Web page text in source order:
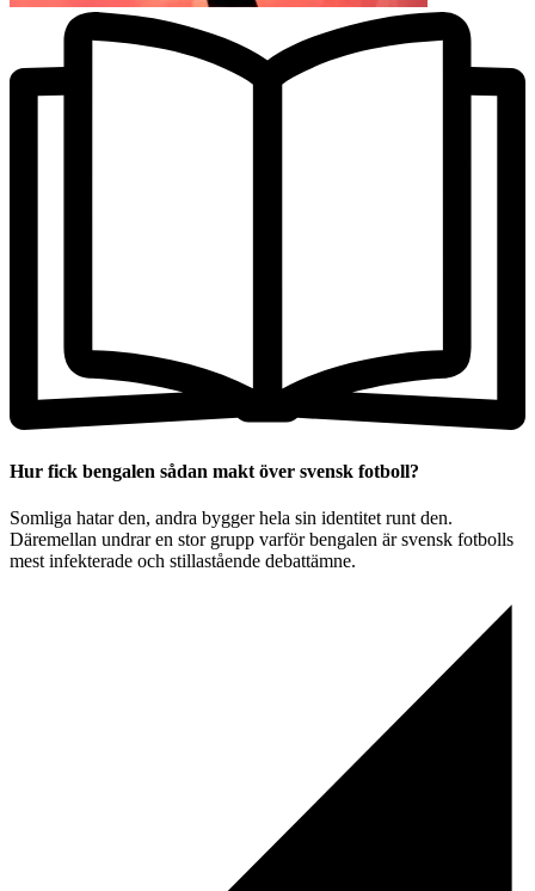
Hur fick bengalen sådan makt över svensk fotboll?
Somliga hatar den, andra bygger hela sin identitet runt den.
Däremellan undrar en stor grupp varför bengalen är svensk fotbolls
mest infekterade och stillastående debattämne.